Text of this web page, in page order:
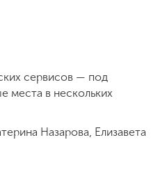
сервисов — под
места в нескольких
Назарова, Елизавета